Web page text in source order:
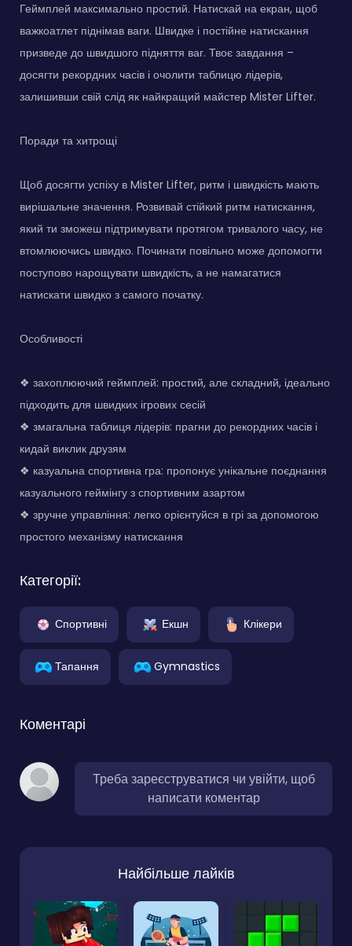
Геймплей максимально простий. Натискай на екран, щоб
важкоатлет піднімав ваги. Швидке і постійне натискання
призведе до швидшого підняття ваг. Твоє завдання –
досягти рекордних часів і очолити таблицю лідерів,
залишивши свій слід як найкращий майстер Mister Lifter.
Поради та хитрощі
Щоб досягти успіху в Mister Lifter, ритм і швидкість мають
вирішальне значення. Розвивай стійкий ритм натискання,
який ти зможеш підтримувати протягом тривалого часу, не
втомлюючись швидко. Починати повільно може допомогти
поступово нарощувати швидкість, а не намагатися
натискати швидко з самого початку.
Особливості
❖ захоплюючий геймплей: простий, але складний, ідеально
підходить для швидких ігрових сесій
❖ змагальна таблиця лідерів: прагни до рекордних часів і
кидай виклик друзям
❖ казуальна спортивна гра: пропонує унікальне поєднання
казуального геймінгу з спортивним азартом
❖ зручне управління: легко орієнтуйся в грі за допомогою
простого механізму натискання
Категорії:
Спортивні Екшн Клікери
Тапання Gymnastics
Коментарі
Треба зареєструватися чи увійти, щоб
написати коментар
Найбільше лайків